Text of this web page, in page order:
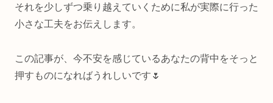
それを少しずつ乗り越えていくために私が実際に行った
小さな工夫をお伝えします。
この記事が、今不安を感じているあなたの背中をそっと
押すものになればうれしいです🌷